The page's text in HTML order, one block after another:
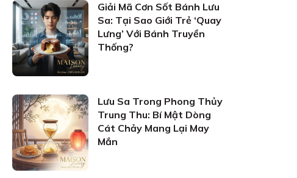
Giải Mã Cơn Sốt Bánh Lưu
Sa: Tại Sao Giới Trẻ ‘Quay
Lưng’ Với Bánh Truyền
Thống?
Lưu Sa Trong Phong Thủy
Trung Thu: Bí Mật Dòng
Cát Chảy Mang Lại May
Mắn